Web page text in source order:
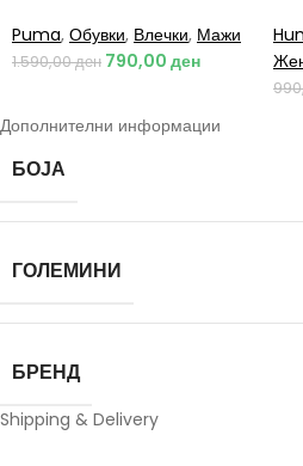
Puma, Обувки, Влечки, Мажи
1.590,00ден 790,00 ден
Дополнителни информации
БОЈА
ГОЛЕМИНИ
БРЕНД
Shipping & Delivery